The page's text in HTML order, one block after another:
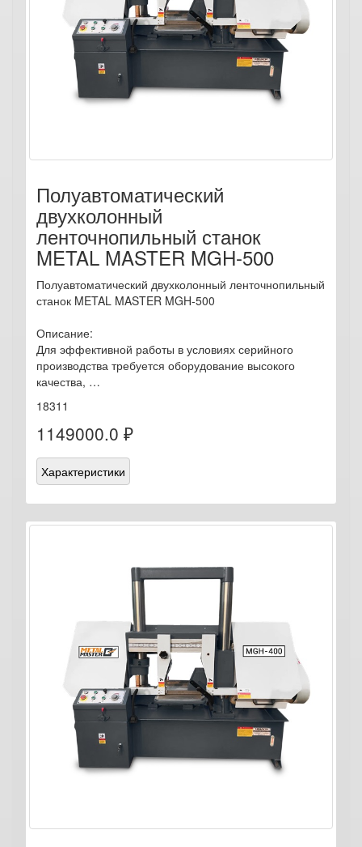
Полуавтоматический
двухколонный
ленточнопильный станок
METAL MASTER MGH-500
Полуавтоматический двухколонный ленточнопильный
станок METAL MASTER MGH-500
Описание:
Для эффективной работы в условиях серийного
производства требуется оборудование высокого
качества, …
18311
1149000.0 ₽
Характеристики